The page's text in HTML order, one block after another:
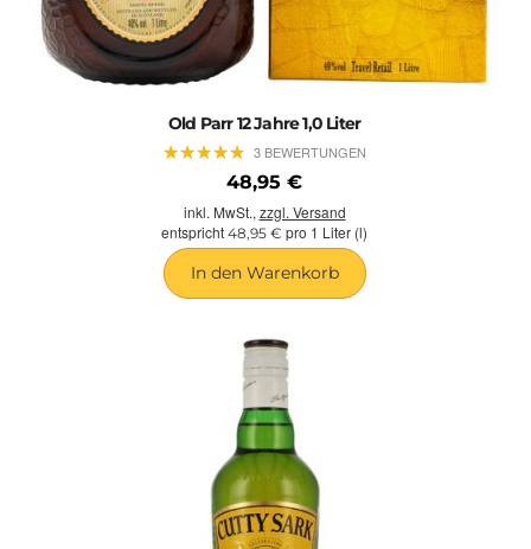
Old Parr 12 Jahre 1,0 Liter
★★★★★
★★★★★ 3 BEWERTUNGEN
48,95 €
inkl. MwSt., zzgl. Versand
entspricht 48,95 € pro 1 Liter (l)
In den Warenkorb